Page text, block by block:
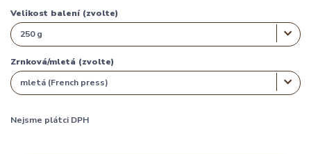
Velikost balení (zvolte)
Zrnková/mletá (zvolte)
Nejsme plátci DPH